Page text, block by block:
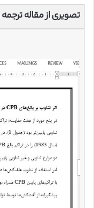
تصویری از مقاله